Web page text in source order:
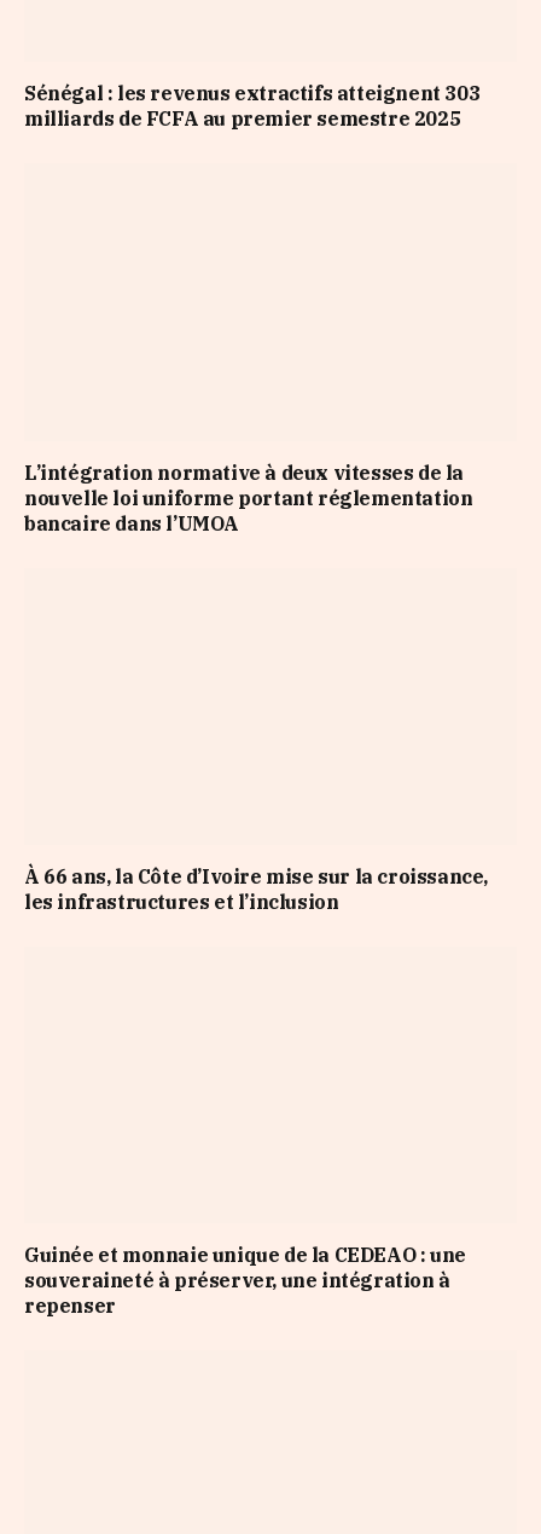
Sénégal : les revenus extractifs atteignent 303
milliards de FCFA au premier semestre 2025
L’intégration normative à deux vitesses de la
nouvelle loi uniforme portant réglementation
bancaire dans l’UMOA
À 66 ans, la Côte d’Ivoire mise sur la croissance,
les infrastructures et l’inclusion
Guinée et monnaie unique de la CEDEAO : une
souveraineté à préserver, une intégration à
repenser